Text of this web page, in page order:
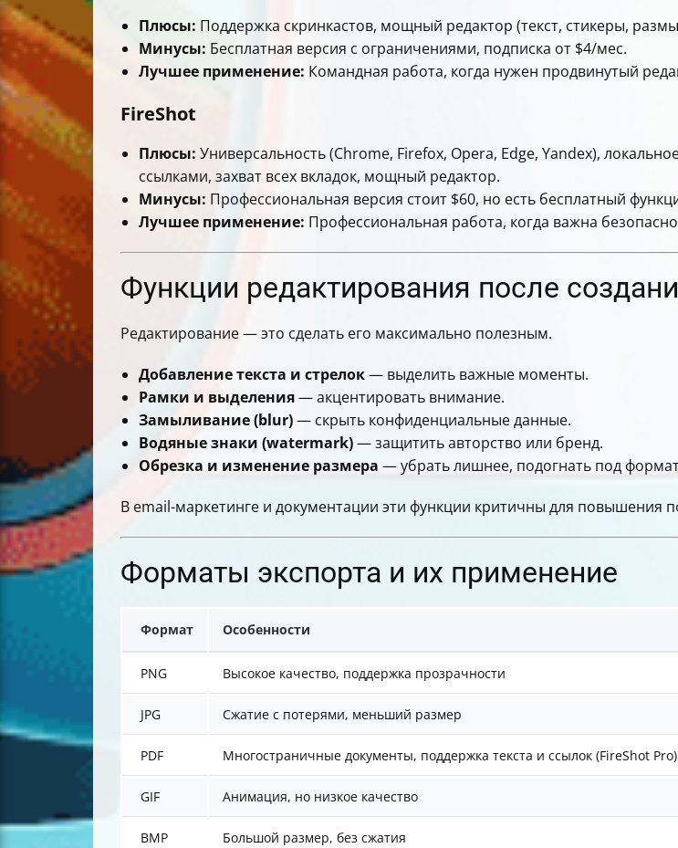
Плюсы: Поддержка скринкастов, мощный редактор (текст, стикеры,
Минусы: Бесплатная версия с ограничениями, подписка от $4/мес.
Лучшее применение: Командная работа, когда нужен продвинутый
FireShot
Плюсы: Универсальность (Chrome, Firefox, Opera, Edge, Yandex),
ссылками, захват всех вкладок, мощный редактор.
Минусы: Профессиональная версия стоит $60, но есть бесплатный
Лучшее применение: Профессиональная работа, когда важна
Функции редактирования после
Редактирование — это сделать его максимально полезным.
Добавление текста и стрелок— выделить важные моменты.
Рамки и выделения— акцентировать внимание.
Замыливание (blur)— скрыть конфиденциальные данные.
Водяные знаки (watermark)— защитить авторство или бренд.
Обрезка и изменение размера — убрать лишнее, подогнать под
В email-маркетинге и документации эти функции критичны для повышения
Форматы экспорта и их применение
Формат Особенности
PNG Высокое качество, поддержка прозрачности
JPG Сжатие с потерями, меньший размер
PDF Многостраничные документы, поддержка текста и ссылок (FireShot Pro)
GIF Анимация, но низкое качество
BMP Большой размер, без сжатия